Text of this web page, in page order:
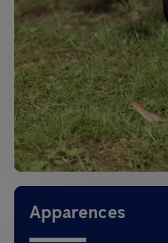
Apparences